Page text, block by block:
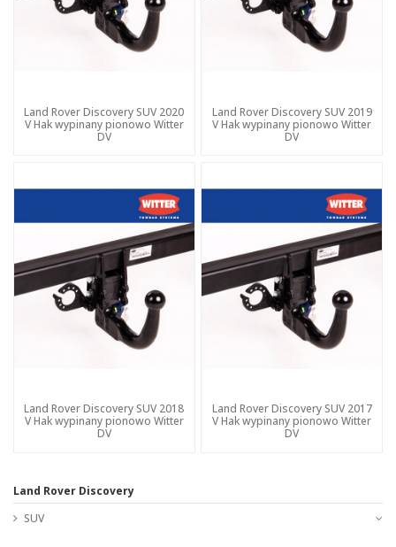
Land Rover Discovery SUV 2020
V Hak wypinany pionowo Witter
DV
Land Rover Discovery SUV 2019
V Hak wypinany pionowo Witter
DV
Land Rover Discovery SUV 2018
V Hak wypinany pionowo Witter
DV
Land Rover Discovery SUV 2017
V Hak wypinany pionowo Witter
DV
Land Rover Discovery
SUV